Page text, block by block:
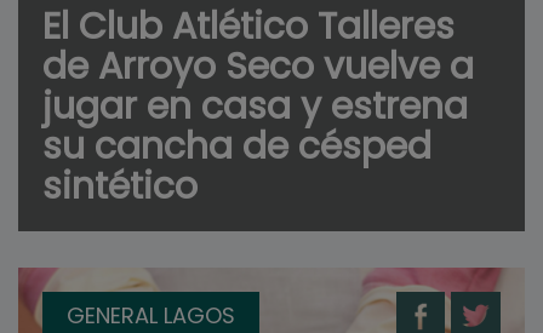
El Club Atlético Talleres
de Arroyo Seco vuelve a
jugar en casa y estrena
su cancha de césped
sintético
GENERAL LAGOS